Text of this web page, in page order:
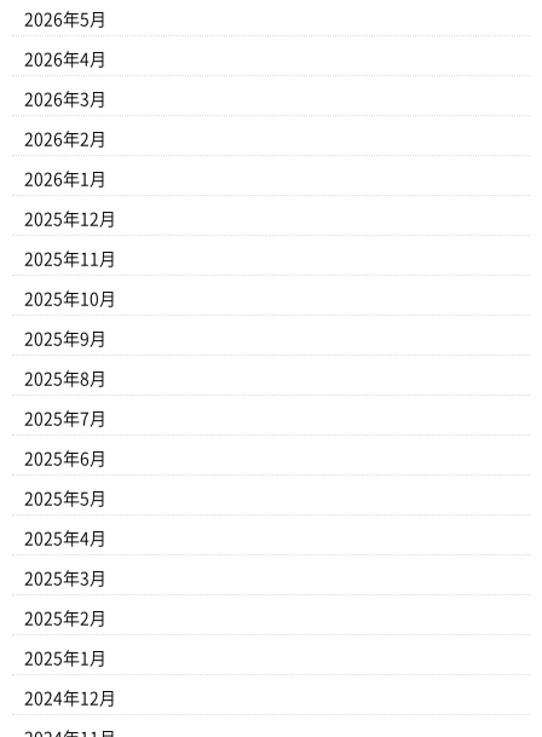
2026年5月
2026年4月
2026年3月
2026年2月
2026年1月
2025年12月
2025年11月
2025年10月
2025年9月
2025年8月
2025年7月
2025年6月
2025年5月
2025年4月
2025年3月
2025年2月
2025年1月
2024年12月